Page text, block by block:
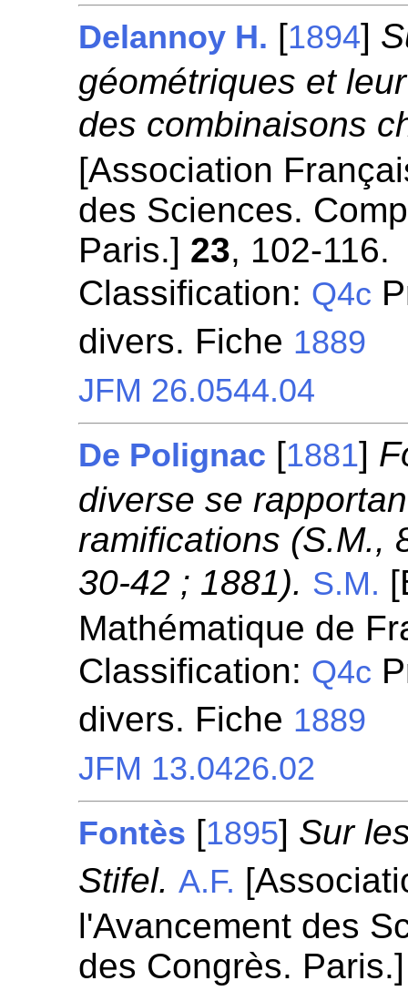
Delannoy H. [1894]
géométriques et
des combinaisons
[Association
des Sciences.
Paris.] 23, 102-116.
Classification: Q4c
divers. Fiche 1889
JFM 26.0544.04
De Polignac [1881]
diverse se
ramifications (S.M.,
30-42 ; 1881). S.M.
Mathématique de
Classification: Q4c
divers. Fiche 1889
JFM 13.0426.02
Fontès [1895] Sur
Stifel. A.F.
l'Avancement des
des Congrès.